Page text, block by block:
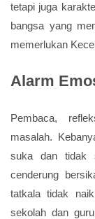
tetapi juga
bangsa yang
memerlukan
Alarm
Pembaca,
masalah.
suka dan tidak
cenderung
tatkala tidak
sekolah dan